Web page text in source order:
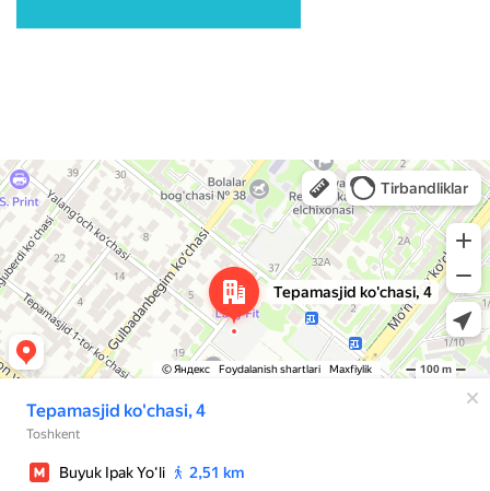
Ташкент
Улица Тепамасжид, 4 — Яндекс Карты